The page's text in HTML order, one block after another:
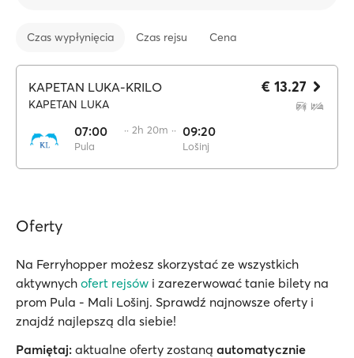
Czas wypłynięcia Czas rejsu Cena
KAPETAN LUKA-KRILO
KAPETAN LUKA
07:00
Pula
·· 2h 20m ·· 09:20
Lošinj
€ 13.27
Oferty
Na Ferryhopper możesz skorzystać ze wszystkich
aktywnych ofert rejsów i zarezerwować tanie bilety na
prom Pula - Mali Lošinj. Sprawdź najnowsze oferty i
znajdź najlepszą dla siebie!
Pamiętaj: aktualne oferty zostaną automatycznie